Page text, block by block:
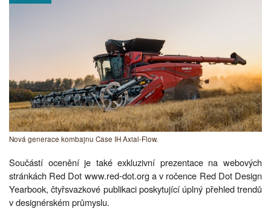
Nová generace kombajnu Case IH Axial-Flow.
Součástí ocenění je také exkluzivní prezentace na webových
stránkách Red Dot www.red-dot.org a v ročence Red Dot Design
Yearbook, čtyřsvazkové publikaci poskytující úplný přehled trendů
v designérském průmyslu.